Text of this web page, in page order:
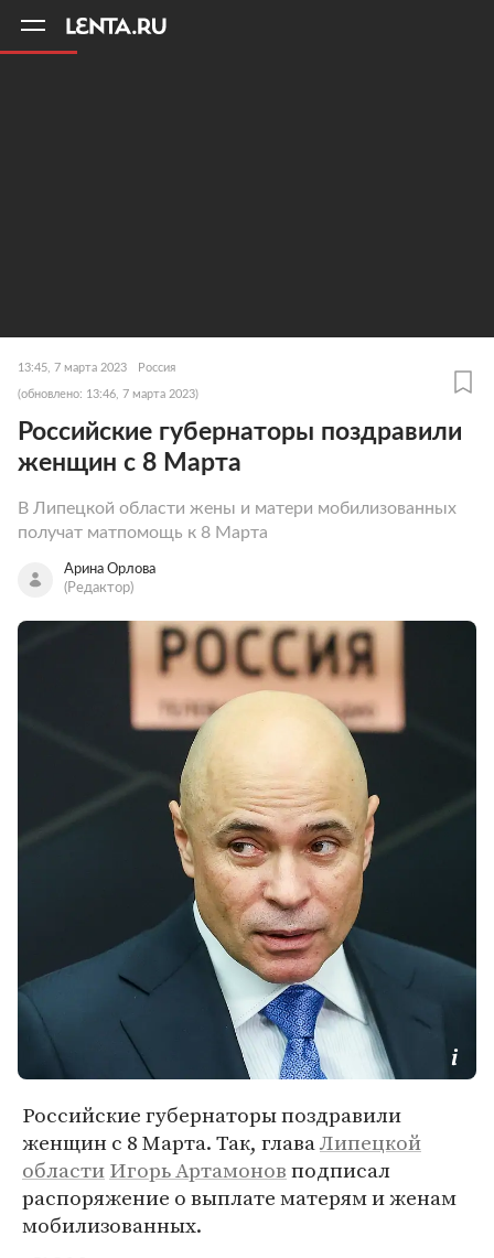
13:45, 7 марта 2023 Россия
(обновлено: 13:46, 7 марта 2023)
Российские губернаторы поздравили
женщин с 8 Марта
В Липецкой области жены и матери мобилизованных
получат матпомощь к 8 Марта
Арина Орлова
(Редактор)
Российские губернаторы поздравили
женщин с 8 Марта. Так, главаЛипецкой
областиИгорь Артамоновподписал
распоряжение о выплате матерям и женам
мобилизованных.